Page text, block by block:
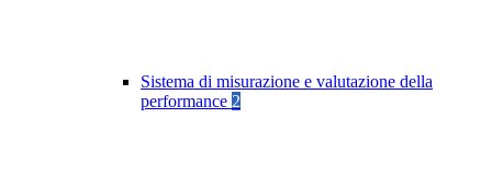
Sistema di misurazione e valutazione della
performance 2